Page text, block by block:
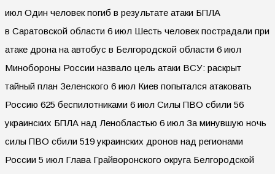
июл Один человек погиб в результате атаки БПЛА
в Саратовской области 6 июл Шесть человек пострадали при
атаке дрона на автобус в Белгородской области 6 июл
Минобороны России назвало цель атаки ВСУ: раскрыт
тайный план Зеленского 6 июл Киев попытался атаковать
Россию 625 беспилотниками 6 июл Силы ПВО сбили 56
украинских БПЛА над Ленобластью 6 июл За минувшую ночь
силы ПВО сбили 519 украинских дронов над регионами
России 5 июл Глава Грайворонского округа Белгородской